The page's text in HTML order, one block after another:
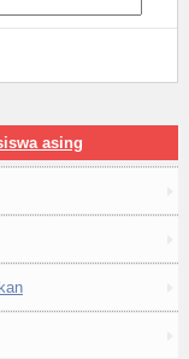
asing